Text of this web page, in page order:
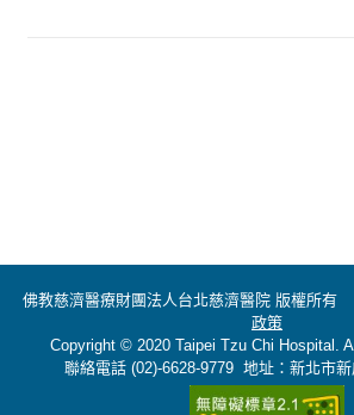
佛教慈濟醫療財團法人台北慈濟醫院 版權所有
政策
Copyright © 2020 Taipei Tzu Chi Hospital.
聯絡電話 (02)-6628-9779 地址：新北市